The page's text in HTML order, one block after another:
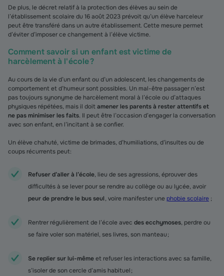
De plus, le décret relatif à la protection des élèves au sein de
l’établissement scolaire du 16 août 2023 prévoit qu’un élève harceleur
peut être transféré dans un autre établissement. Cette mesure permet
d’éviter d’imposer ce changement à l’élève victime.
Comment savoir si un enfant est victime de
harcèlement à l'école ?
Au cours de la vie d’un enfant ou d’un adolescent, les changements de
comportement et d’humeur sont possibles. Un mal-être passager n’est
pas toujours synonyme de harcèlement moral à l’école ou d’attaques
physiques répétées, mais il doitamener les parents à rester attentifs et
ne pas minimiser les faits. Il peut être l’occasion d’engager la conversation
avec son enfant, en l’incitant à se confier.
Un élève chahuté, victime de brimades, d’humiliations, d’insultes ou de
coups récurrents peut :
Refuser d’aller à l’école, lieu de ses agressions, éprouver des
difficultés à se lever pour se rendre au collège ou au lycée, avoir
peur de prendre le bus seul, voire manifester une phobie scolaire ;
Rentrer régulièrement de l’école avec des ecchymoses, perdre ou
se faire voler son matériel, ses livres, son manteau ;
Se replier sur lui-mêmeet refuser les interactions avec sa famille,
s’isoler de son cercle d’amis habituel ;